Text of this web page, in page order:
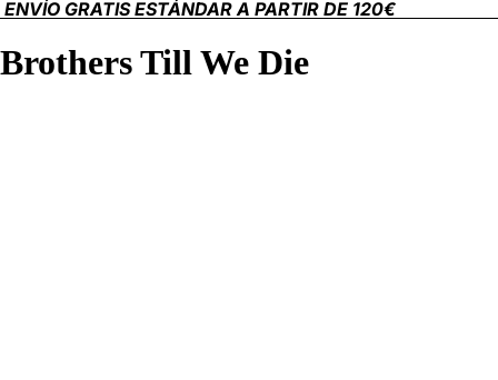
ENVÍO GRATIS ESTÁNDAR A PARTIR DE 120€
Brothers Till We Die